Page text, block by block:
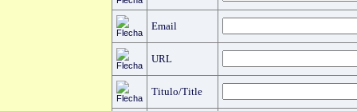
Email
URL
Titulo/Title